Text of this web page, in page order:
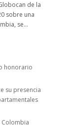
de la
sobre una
se...
honorario
su presencia